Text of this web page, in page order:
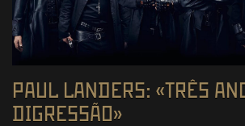
PAUL LANDERS: «TRÊS
DIGRESSÃO»